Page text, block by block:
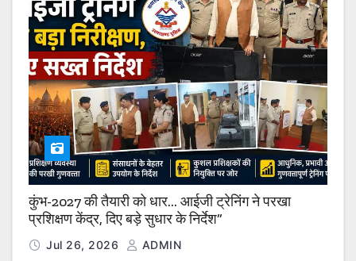
कुंभ-2027 की तैयारी को धार… आईजी ट्रेनिंग ने परखा
प्रशिक्षण केंद्र, दिए बड़े सुधार के निर्देश”
Jul 26, 2026 ADMIN